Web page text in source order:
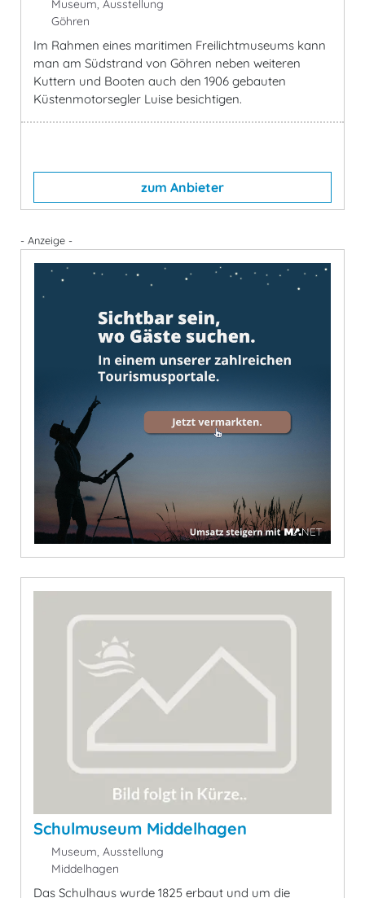
Museum, Ausstellung
Göhren
Im Rahmen eines maritimen Freilichtmuseums kann
man am Südstrand von Göhren neben weiteren
Kuttern und Booten auch den 1906 gebauten
Küstenmotorsegler Luise besichtigen.
zum Anbieter
- Anzeige -
Schulmuseum Middelhagen
Museum, Ausstellung
Middelhagen
Das Schulhaus wurde 1825 erbaut und um die